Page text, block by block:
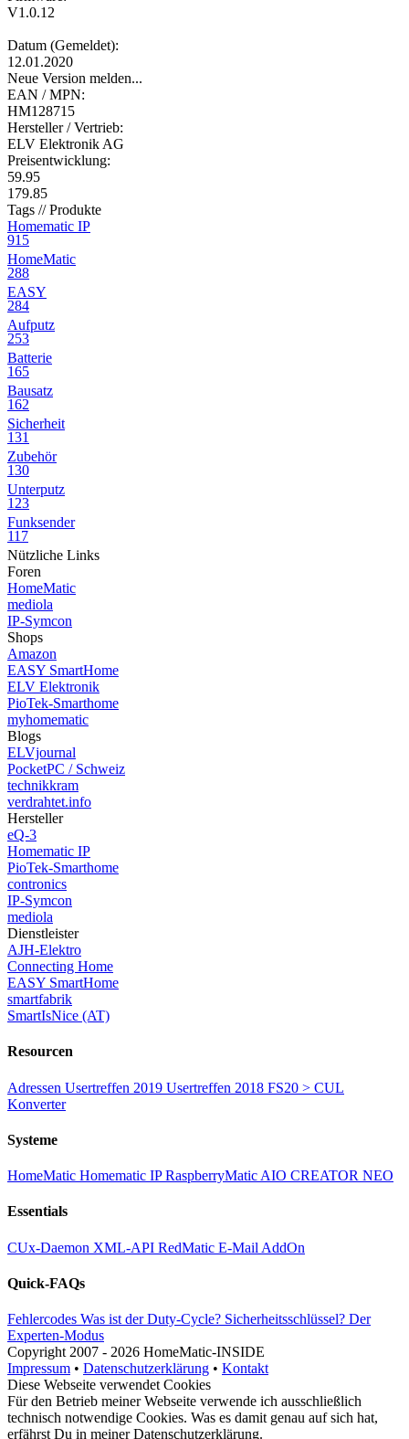
V1.0.12
Datum (Gemeldet):
12.01.2020
Neue Version melden...
EAN / MPN:
HM128715
Hersteller / Vertrieb:
ELV Elektronik AG
Preisentwicklung:
59.95
179.85
Tags // Produkte
Homematic IP
915
HomeMatic
288
EASY
284
Aufputz
253
Batterie
165
Bausatz
162
Sicherheit
131
Zubehör
130
Unterputz
123
Funksender
117
Nützliche Links
Foren
HomeMatic
mediola
IP-Symcon
Shops
Amazon
EASY SmartHome
ELV Elektronik
PioTek-Smarthome
myhomematic
Blogs
ELVjournal
PocketPC / Schweiz
technikkram
verdrahtet.info
Hersteller
eQ-3
Homematic IP
PioTek-Smarthome
contronics
IP-Symcon
mediola
Dienstleister
AJH-Elektro
Connecting Home
EASY SmartHome
smartfabrik
SmartIsNice (AT)
Resourcen
Adressen Usertreffen 2019 Usertreffen 2018 FS20 > CUL
Konverter
Systeme
HomeMatic Homematic IPRaspberryMatic AIO CREATOR NEO
Essentials
CUx-Daemon XML-API RedMatic E-Mail AddOn
Quick-FAQs
Fehlercodes Was ist der Duty-Cycle? Sicherheitsschlüssel? Der
Experten-Modus
Copyright 2007 - 2026 HomeMatic-INSIDE
Impressum • Datenschutzerklärung • Kontakt
Diese Webseite verwendet Cookies
Für den Betrieb meiner Webseite verwende ich ausschließlich
technisch notwendige Cookies. Was es damit genau auf sich hat,
erfährst Du in meinerDatenschutzerklärung.